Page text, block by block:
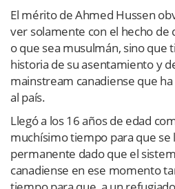
El mérito de Ahmed Hussen
ver solamente con el hecho de
o que sea musulmán, sino que
historia de su asentamiento y
mainstream canadiense que
al país.
Llegó a los 16 años de edad
muchísimo tiempo para que se
permanente dado que el
canadiense en ese momento